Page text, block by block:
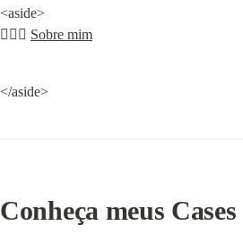
<aside>
🙋🏻‍♀️ Sobre mim
</aside>
Conheça meus